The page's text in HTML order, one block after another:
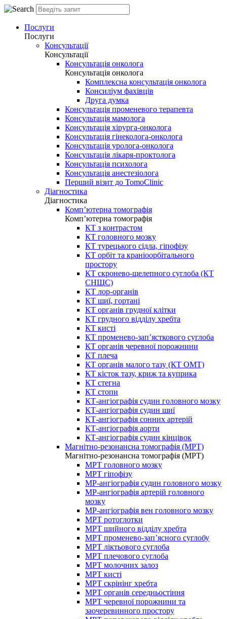
Послуги
Послуги
Консультації
Консультації
Консультація онколога
Консультація онколога
Комплексна консультація онколога
Консиліум фахівців
Друга думка
Консультація променевого терапевта
Консультація мамолога
Консультація хірурга-онколога
Консультація гінеколога-онколога
Консультація уролога-онколога
Консультація лікаря-проктолога
Консультація психолога
Консультація анестезіолога
Перший візит до TomoClinic
Діагностика
Діагностика
Комп’ютерна томографія
Комп’ютерна томографія
КТ з контрастом
КТ головного мозку
КТ турецького сідла, гіпофізу
КТ орбіт та краніоорбітального
простору
КТ скронево-щелепного суглоба (КТ
СНЩС)
КТ лор-органів
КТ шиї, гортані
КТ органів грудної клітки
КТ грудного відділу хребта
КТ кисті
КТ променево-зап’ясткового суглоба
КТ органів черевної порожнини
КТ плеча
КТ органів малого тазу (КТ ОМТ)
КТ кісток тазу, криж та куприка
КТ стегна
КТ стопи
КТ-ангіографія судин головного мозку
КТ-ангіографія судин шиї
КТ-ангіографія сонних артерій
КТ-ангіографія аорти
КТ-ангіографія судин кінцівок
Магнітно-резонансна томографія (МРТ)
Магнітно-резонансна томографія (МРТ)
МРТ головного мозку
МРТ гіпофізу
МР-ангіографія судин головного мозку
МР-ангіографія артерій головного
мозку
МР-ангіографія вен головного мозку
МРТ ротоглотки
МРТ шийного відділу хребта
МРТ променево-зап’ясного суглобу
МРТ ліктьового суглоба
МРТ плечового суглоба
МРТ молочних залоз
МРТ кисті
МРТ скрінінг хребта
МРТ органів середньостіння
МРТ черевної порожнини та
заочеревинного простору